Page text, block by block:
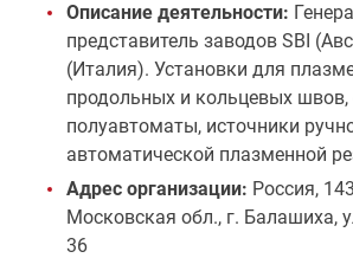
Описание деятельности:
представитель заводов SBI
(Италия). Установки для
продольных и кольцевых
полуавтоматы, источники
автоматической плазменной
Адрес организации: Россия,
Московская обл., г. Балашиха,
36